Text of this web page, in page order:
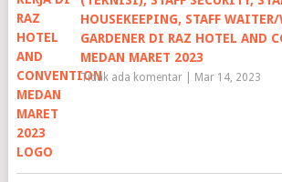
HOUSEKEEPING, STAFF
GARDENER DI RAZ HOTEL AND
MEDAN MARET 2023
Tidak ada komentar| Mar 14, 2023